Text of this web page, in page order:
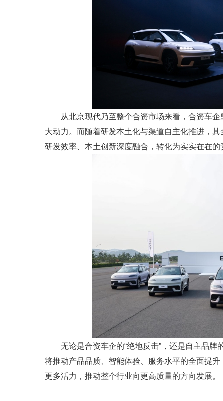
从北京现代乃至整个合资市场来看，合资车
大动力。而随着研发本土化与渠道自主化推进，
研发效率、本土创新深度融合，转化为实实在在的
无论是合资车企的“绝地反击”，还是自主品
将推动产品品质、智能体验、服务水平的全面提
更多活力，推动整个行业向更高质量的方向发展。